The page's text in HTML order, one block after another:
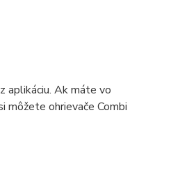
aplikáciu. Ak máte vo
môžete ohrievače Combi